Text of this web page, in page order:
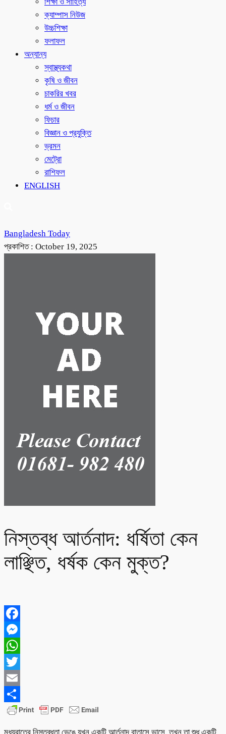
ক্যাম্পাস নিউজ
উচ্চশিক্ষা
ফলাফল
অন্যান্য
স্বাস্থ্যকথা
কৃষি ও জীবন
চাকরির খবর
ধর্ম ও জীবন
ফিচার
বিজ্ঞান ও প্রযুক্তি
ভ্রমন
মেট্রো
রাশিফল
ENGLISH
Bangladesh Today
প্রকাশিত : October 19, 2025
নিস্তব্ধ আর্তনাদ: ধর্ষিতা কেন
লাঞ্ছিত, ধর্ষক কেন মুক্ত?
Facebook
Messenger
WhatsApp
Twitter
Email
Share
মধ্যরাতের নিস্তব্ধতা ভেঙে যখন একটি আর্তনাদ বাতাসে ভাসে, তখন তা শুধু একটি